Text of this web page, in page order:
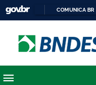
COMUNICA BR